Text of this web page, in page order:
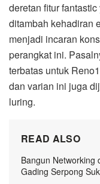
deretan fitur
ditambah kehadiran
menjadi incaran
perangkat ini.
terbatas untuk
dan varian ini juga
luring.
READ ALSO
Bangun Networking
Gading Serpong